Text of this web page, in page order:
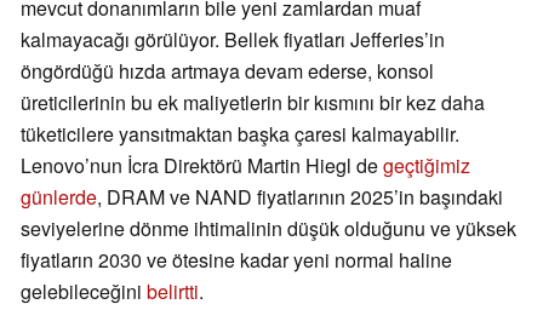
mevcut donanımların bile yeni zamlardan muaf
kalmayacağı görülüyor. Bellek fiyatları Jefferies’in
öngördüğü hızda artmaya devam ederse, konsol
üreticilerinin bu ek maliyetlerin bir kısmını bir kez daha
tüketicilere yansıtmaktan başka çaresi kalmayabilir.
Lenovo’nun İcra Direktörü Martin Hiegl degeçtiğimiz
günlerde, DRAM ve NAND fiyatlarının 2025’in başındaki
seviyelerine dönme ihtimalinin düşük olduğunu ve yüksek
fiyatların 2030 ve ötesine kadar yeni normal haline
gelebileceğini belirtti.